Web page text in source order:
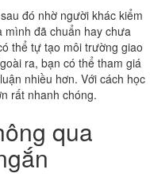
đó nhờ người khác kiểm
mình đã chuẩn hay chưa
thể tự tạo môi trường giao
ra, bạn có thể tham giá
nhiều hơn. Với cách học
rất nhanh chóng.
qua